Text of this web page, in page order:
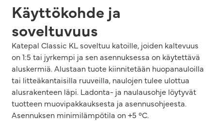
Käyttökohde ja
soveltuvuus
Katepal Classic KL soveltuu katoille, joiden kaltevuus
on 1:5 tai jyrkempi ja sen asennuksessa on käytettävä
aluskermiä. Alustaan tuote kiinnitetään huopanauloilla
tai litteäkantaisilla ruuveilla, naulojen tulee ulottua
alusrakenteen läpi. Ladonta- ja naulausohje löytyvät
tuotteen muovipakkauksesta ja asennusohjeesta.
Asennuksen minimilämpötila on +5 °C.